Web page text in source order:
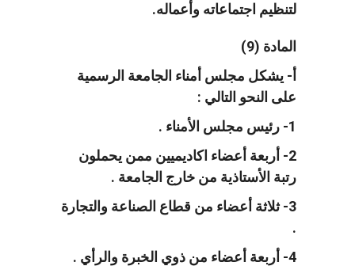
لتنظيم اجتماعاته وأعماله.
المادة (9)
أ- يشكل مجلس أمناء الجامعة الرسمية
على النحو التالي :
1- رئيس مجلس الأمناء .
2- أربعة أعضاء اكاديميين ممن يحملون
رتبة الأستاذية من خارج الجامعة .
3- ثلاثة أعضاء من قطاع الصناعة والتجارة
.
4- أربعة أعضاء من ذوي الخبرة والرأي .